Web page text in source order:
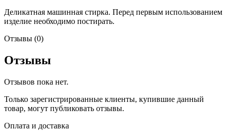
Деликатная машинная стирка. Перед первым использованием
изделие необходимо постирать.
Отзывы (0)
Отзывы
Отзывов пока нет.
Только зарегистрированные клиенты, купившие данный
товар, могут публиковать отзывы.
Оплата и доставка